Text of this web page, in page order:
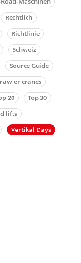
Rechtlich
Richtlinie
Schweiz
Source Guide
cranes
20
Top 30
lifts
Vertikal Days